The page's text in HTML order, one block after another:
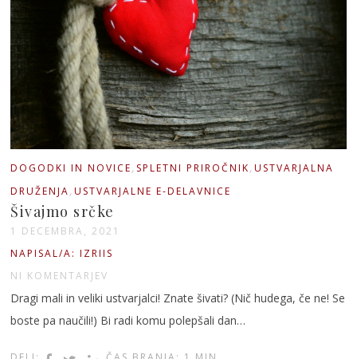
DOGODKI IN NOVICE SPLETNI PRIROČNIK ,USTVARJALNA
DRUŽENJA ,USTVARJALNE E-DELAVNICE
Šivajmo srčke
1 DECEMBRA, 2021
NAPISAL/A: IZRIIS
NI KOMENTARJEV
Dragi mali in veliki ustvarjalci! Znate šivati? (Nič hudega, če ne! Se
boste pa naučili!) Bi radi komu polepšali dan…